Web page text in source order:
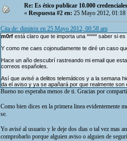
Re: Es ético publicar 10.000
«Respuesta #2 en:25 Mayo 2012, 01:18
Cita de: dimitrix en 25 Mayo 2012, 00:58 am
m0rf está claro que te importa una ***** saber si
Y como me caes cojonudamente te diré un caso
Hace un año descubrí rastreando mi email que
correos españoles.
Así que avisé a delitos telemáticos y a la semana
da el aviso y ya se apañará por que realmente son
Bueno no esperaba menos de ti. Gracias por
Como bien dices en la primera linea evidentemente
se.
Yo avisé al usuario y le deje dos dias o tal vez mas
comprobarlo porque alguien aviso o alguien de